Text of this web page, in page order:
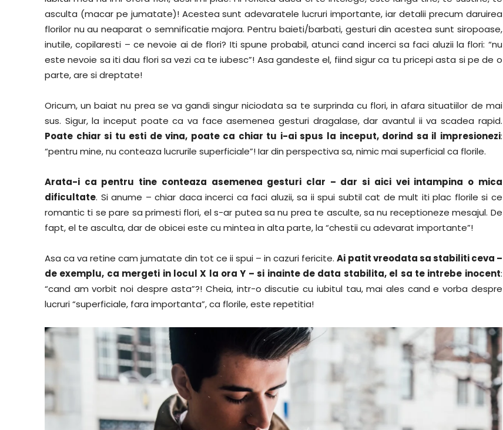
asculta (macar pe jumatate)! Acestea sunt adevaratele lucruri importante, iar detalii precum daruirea
florilor nu au neaparat o semnificatie majora. Pentru baieti/barbati, gesturi din acestea sunt siropoase,
inutile, copilaresti – ce nevoie ai de flori? Iti spune probabil, atunci cand incerci sa faci aluzii la flori: “nu
este nevoie sa iti dau flori sa vezi ca te iubesc”! Asa gandeste el, fiind sigur ca tu pricepi asta si pe de o
parte, are si dreptate!
Oricum, un baiat nu prea se va gandi singur niciodata sa te surprinda cu flori, in afara situatiilor de mai
sus. Sigur, la inceput poate ca va face asemenea gesturi dragalase, dar avantul ii va scadea rapid.
Poate chiar si tu esti de vina, poate ca chiar tu i-ai spus la inceput, dorind sa il impresionezi:
“pentru mine, nu conteaza lucrurile superficiale”! Iar din perspectiva sa, nimic mai superficial ca florile.
Arata-i ca pentru tine conteaza asemenea gesturi clar – dar si aici vei intampina o mica
dificultate. Si anume – chiar daca incerci ca faci aluzii, sa ii spui subtil cat de mult iti plac florile si ce
romantic ti se pare sa primesti flori, el s-ar putea sa nu prea te asculte, sa nu receptioneze mesajul. De
fapt, el te asculta, dar de obicei este cu mintea in alta parte, la “chestii cu adevarat importante”!
Asa ca va retine cam jumatate din tot ce ii spui – in cazuri fericite.Ai patit vreodata sa stabiliti ceva –
de exemplu, ca mergeti in locul X la ora Y – si inainte de data stabilita, el sa te intrebe inocent:
“cand am vorbit noi despre asta”?! Cheia, intr-o discutie cu iubitul tau, mai ales cand e vorba despre
lucruri “superficiale, fara importanta”, ca florile, este repetitia!